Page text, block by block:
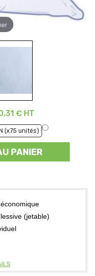
€ HT
(x75 unités)
PANIER
(jetable)